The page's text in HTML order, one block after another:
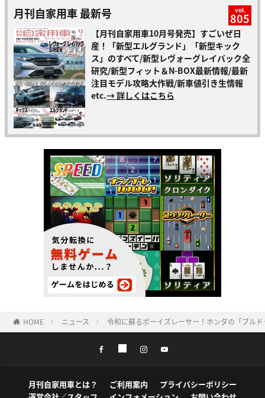
月刊自家用車 最新号 vol.
805
【月刊自家用車10月号発売】すごいぜ日
産！「新型エルグランド」「新型キック
ス」のすべて/新型レヴォーグレイバック全
研究/新型フィット＆N-BOX最新情報/最新
注目モデル攻略大作戦/新車値引き生情報
etc.→ 詳しくはこちら
HOME ニュース 令和に蘇るボーイズレーサー！ホンダの「ブル
月刊自家用車とは？ ご利用案内
プライバシーポリシー